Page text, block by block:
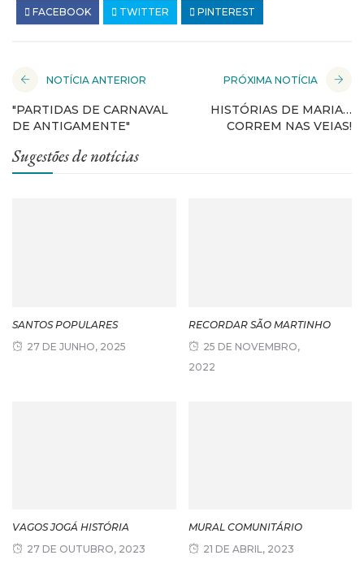
FACEBOOK TWITTER PINTEREST
NOTÍCIA ANTERIOR
"PARTIDAS DE CARNAVAL
DE ANTIGAMENTE"
PRÓXIMA NOTÍCIA
HISTÓRIAS DE MARIA…
CORREM NAS VEIAS!
Sugestões de notícias
SANTOS POPULARES
27 DE JUNHO, 2025
RECORDAR SÃO MARTINHO
25 DE NOVEMBRO,
2022
VAGOS JOGÁ HISTÓRIA
27 DE OUTUBRO, 2023
MURAL COMUNITÁRIO
21 DE ABRIL, 2023